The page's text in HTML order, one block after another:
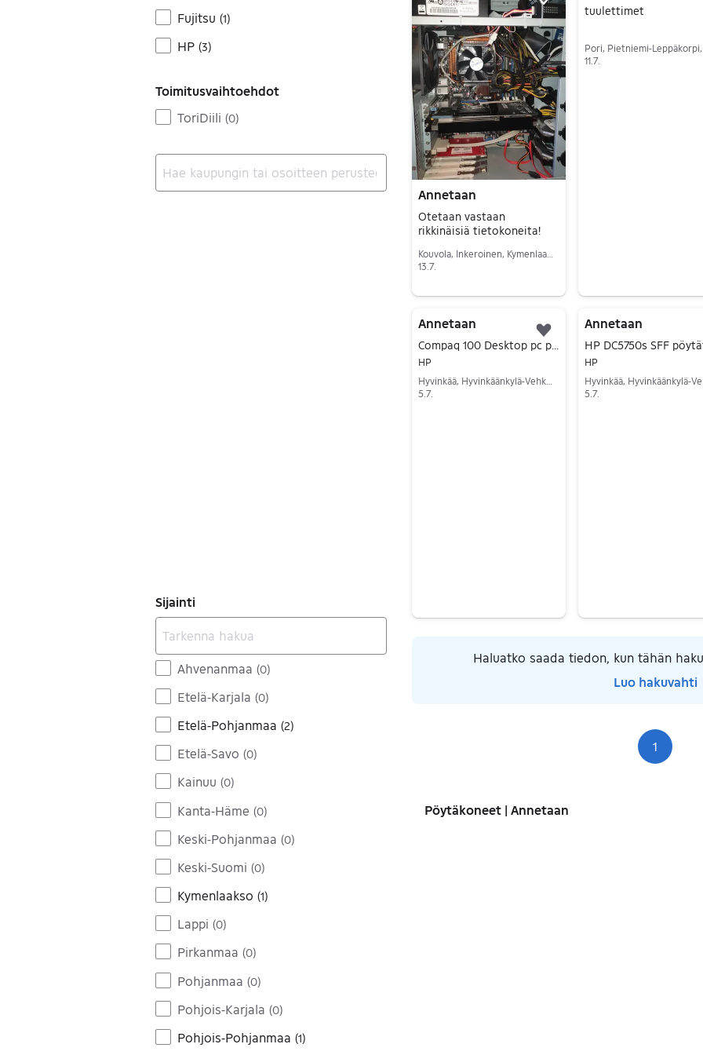
Fujitsu (1)
HP (3)
Toimitusvaihtoehdot
ToriDiili (0)
Sijainti
Ahvenanmaa (0)
Etelä-Karjala (0)
Etelä-Pohjanmaa (2)
Etelä-Savo (0)
Kainuu (0)
Kanta-Häme (0)
Keski-Pohjanmaa (0)
Keski-Suomi (0)
Kymenlaakso (1)
Lappi (0)
Pirkanmaa (0)
Pohjanmaa (0)
Pohjois-Karjala (0)
Pohjois-Pohjanmaa (1)
Annetaan
Otetaan vastaan
rikkinäisiä tietokoneita!
Kouvola, Inkeroinen, Kymenlaakso
13.7.
Lisää suosikiksi.
Siirry ilmoitukseen
tuulettimet
11.7.
Annetaan
Compaq 100 Desktop pc pöytätietokone
HP
Hyvinkää, Hyvinkäänkylä-Vehkoja, Uusimaa
5.7.
Lisää suosikiksi.
Annetaan
HP
5.7.
Haluatko saada tiedon, kun tähän
Luo hakuvahti
1
Pöytäkoneet | Annetaan